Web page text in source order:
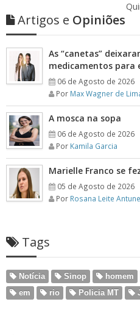
Artigos e Opiniões
As “canetas”
medicamentos para
06 de Agosto de 2026
Por Max Wagner de
A mosca na sopa
06 de Agosto de 2026
Por Kamila Garcia
Marielle Franco se
05 de Agosto de 2026
Por Rosana Leite
Tags
Notícia Sinop homem
em
rio Policia MT